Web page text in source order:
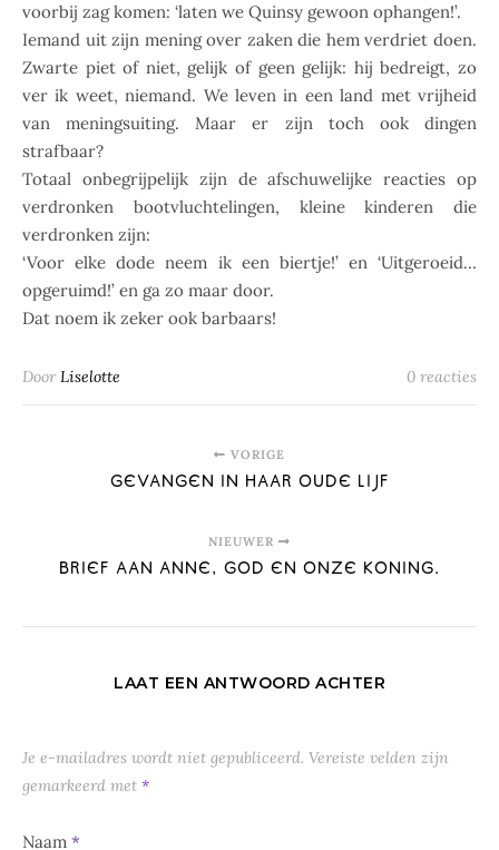
voorbij zag komen: ‘laten we Quinsy gewoon ophangen!’.
Iemand uit zijn mening over zaken die hem verdriet doen.
Zwarte piet of niet, gelijk of geen gelijk: hij bedreigt, zo
ver ik weet, niemand. We leven in een land met vrijheid
van meningsuiting. Maar er zijn toch ook dingen
strafbaar?
Totaal onbegrijpelijk zijn de afschuwelijke reacties op
verdronken bootvluchtelingen, kleine kinderen die
verdronken zijn:
‘Voor elke dode neem ik een biertje!’ en ‘Uitgeroeid…
opgeruimd!’ en ga zo maar door.
Dat noem ik zeker ook barbaars!
DoorLiselotte 0 reacties
VORIGE
GEVANGEN IN HAAR OUDE LIJF
NIEUWER
BRIEF AAN ANNE, GOD EN ONZE KONING.
LAAT EEN ANTWOORD ACHTER
Je e-mailadres wordt niet gepubliceerd. Vereiste velden zijn
gemarkeerd met *
Naam *